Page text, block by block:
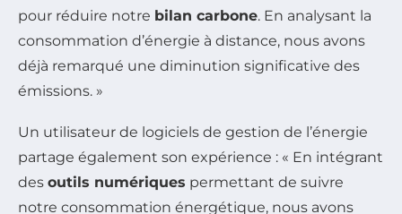
pour réduire notre bilan carbone. En analysant la
consommation d’énergie à distance, nous avons
déjà remarqué une diminution significative des
émissions. »
Un utilisateur de logiciels de gestion de l’énergie
partage également son expérience : « En intégrant
des outils numériques permettant de suivre
notre consommation énergétique, nous avons